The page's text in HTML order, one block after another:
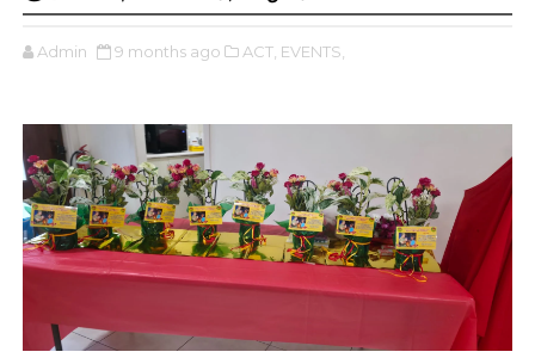
Admin 9 months ago ACT, EVENTS,